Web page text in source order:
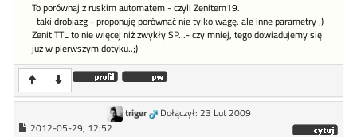
To porównaj z ruskim automatem - czyli Zenitem19.
I taki drobiazg - proponuję porównać nie tylko wagę, ale inne parametry ;)
Zenit TTL to nie więcej niż zwykły SP...- czy mniej, tego dowiadujemy się
już w pierwszym dotyku..;)
triger
Dołączył: 23 Lut 2009
2012-05-29, 12:52